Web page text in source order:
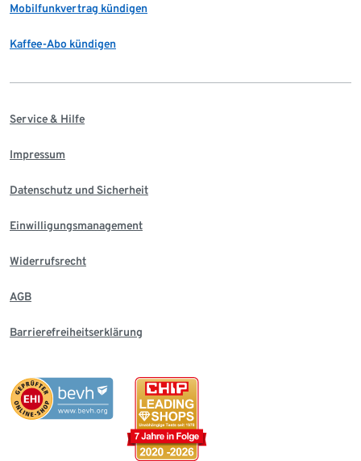
Mobilfunkvertrag kündigen
Kaffee-Abo kündigen
Service & Hilfe
Impressum
Datenschutz und Sicherheit
Einwilligungsmanagement
Widerrufsrecht
AGB
Barrierefreiheitserklärung